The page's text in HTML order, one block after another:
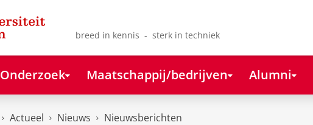
breed in kennis - sterk in techniek
Onderzoek Maatschappij/bedrijven Alumni
Actueel Nieuws Nieuwsberichten